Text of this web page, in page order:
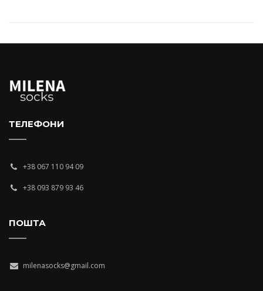
ТЕЛЕФОНИ
+38 067 110 94 09
+38 093 879 93 46
ПОШТА
milenasocks@gmail.com